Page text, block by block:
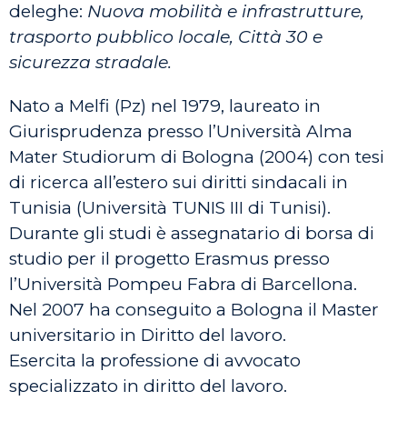
deleghe: Nuova mobilità e infrastrutture,
trasporto pubblico locale, Città 30 e
sicurezza stradale.
Nato a Melfi (Pz) nel 1979, laureato in
Giurisprudenza presso l’Università Alma
Mater Studiorum di Bologna (2004) con tesi
di ricerca all’estero sui diritti sindacali in
Tunisia (Università TUNIS III di Tunisi).
Durante gli studi è assegnatario di borsa di
studio per il progetto Erasmus presso
l’Università Pompeu Fabra di Barcellona.
Nel 2007 ha conseguito a Bologna il Master
universitario in Diritto del lavoro.
Esercita la professione di avvocato
specializzato in diritto del lavoro.